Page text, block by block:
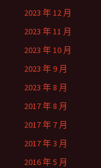
2023 年 12 月
2023 年 11 月
2023 年 10 月
2023 年 9 月
2023 年 8 月
2017 年 8 月
2017 年 7 月
2017 年 3 月
2016 年 5 月